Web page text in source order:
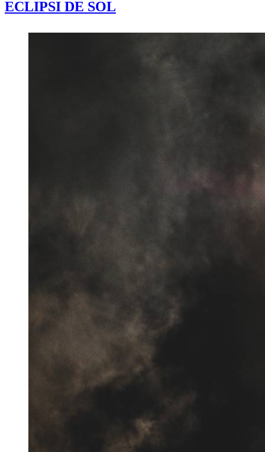
ECLIPSI DE SOL